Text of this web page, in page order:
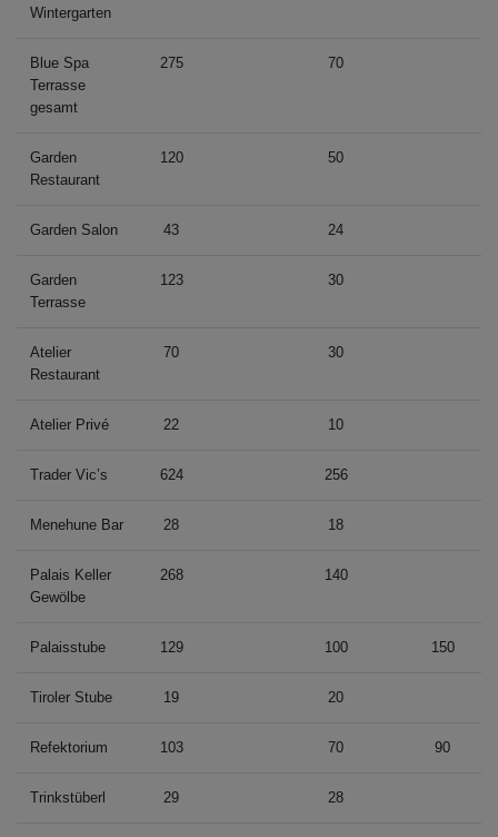
Wintergarten
Blue Spa
Terrasse
gesamt
275 70
Garden
Restaurant
120 50
Garden Salon 43 24
Garden
Terrasse
123 30
Atelier
Restaurant
70 30
Atelier Privé 22 10
Trader Vic’s 624 256
Menehune Bar 28 18
Palais Keller
Gewölbe
268 140
Palaisstube 129 100 150
Tiroler Stube 19 20
Refektorium 103 70 90
Trinkstüberl 29 28